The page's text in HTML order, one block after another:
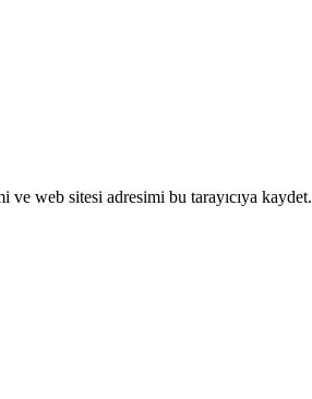
ve web sitesi adresimi bu tarayıcıya kaydet.